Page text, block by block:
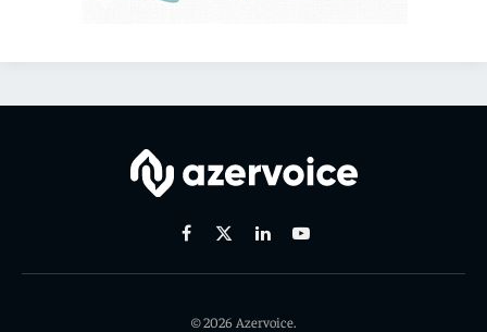
Facebook
X
LinkedinYoutube
© 2026 Azervoice.